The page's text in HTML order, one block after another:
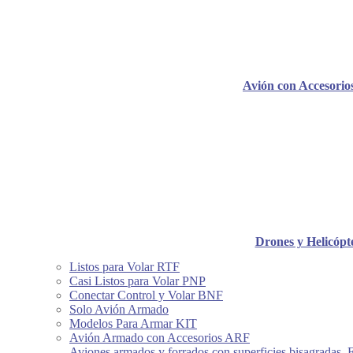
Avión con
Drones y
Listos para Volar RTF
Casi Listos para Volar PNP
Conectar Control y Volar BNF
Solo Avión Armado
Modelos Para Armar KIT
Avión Armado con Accesorios ARF